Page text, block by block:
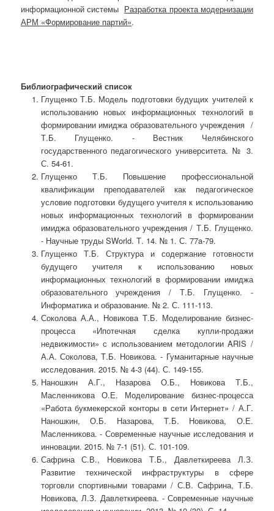
информационной системы Разработка проекта модернизации
АРМ «Формирование партий».
Библиографический список
Глущенко Т.Б. Модель подготовки будущих учителей к
использованию новых информационных технологий в
формировании имиджа образовательного учреждения /
Т.Б. Глущенко. - Вестник Челябинского
государственного педагогического университета. № 3.
С. 54-61.
Глущенко Т.Б. Повышение профессиональной
квалификации преподавателей как педагогическое
условие подготовки будущего учителя к использованию
новых информационных технологий в формировании
имиджа образовательного учреждения / Т.Б. Глущенко.
- Научные труды SWorld. Т. 14. № 1. С. 77a-79.
Глущенко Т.Б. Структура и содержание готовности
будущего учителя к использованию новых
информационных технологий в формировании имиджа
образовательного учреждения / Т.Б. Глущенко. -
Информатика и образование. № 2. С. 111-113.
Соколова А.А., Новикова Т.Б. Моделирование бизнес-
процесса «Ипотечная сделка купли-продажи
недвижимости» с использованием методологии ARIS /
А.А. Соколова, Т.Б. Новикова. - Гуманитарные научные
исследования. 2015. № 4-3 (44). С. 149-155.
Наношкин А.Г., Назарова О.Б., Новикова Т.Б.,
Масленникова О.Е. Моделирование бизнес-процесса
«Работа букмекерской конторы в сети Интернет» / А.Г.
Наношкин, О.Б. Назарова, Т.Б. Новикова, О.Е.
Масленникова. - Современные научные исследования и
инновации. 2015. № 7-1 (51). С. 101-109.
Сафрина С.В., Новикова Т.Б., Давлеткиреева Л.З.
Развитие технической инфраструктуры в сфере
торговли спортивными товарами / С.В. Сафрина, Т.Б.
Новикова, Л.З. Давлеткиреева. - Современные научные